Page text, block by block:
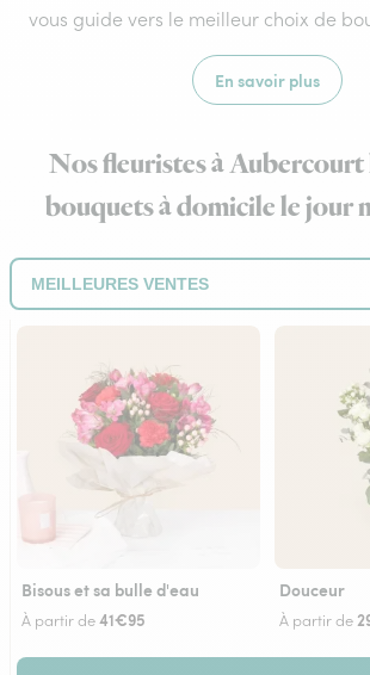
vous guide vers le meilleur choix de
En savoir plus
Nos fleuristes à
bouquets à domicile le jour
Bisous et sa bulle d'eau
À partir de41€95
Douceur
À partir de